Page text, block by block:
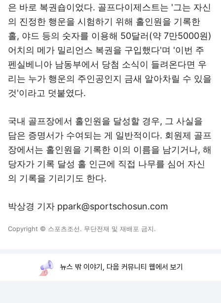
은 바로 복권숍이었다. 골프다이제스트는 '그는 자신
의 진정한 행운을 시험하기 위해 홀인원을 기록한
홀, 야드 등의 숫자를 이용해 50달러(약 7만5000원)
어치의 메가 밀리언스 복권을 구입했다'며 '이번 주
펜실베니아 남동부에서 당첨 소식이 들려온다면 우
리는 누가 행운의 주인공인지 금새 알아차릴 수 있을
것'이라고 덧붙였다.
국내 골프장에서 홀인원을 달성할 경우, 그 사실을
담은 증명서가 수여되는 게 일반적이다. 회원제 골프
장에서는 홀인원을 기록한 이의 이름을 남기거나, 해
당자가 기록 달성 홀 인근에 직접 나무를 심어 자신
의 기록을 기리기도 한다.
박상경 기자 ppark@sportschosun.com
Copyright © 스포츠조선. 무단전재 및 재배포 금지.
뉴스 밖 이야기, 다음 커뮤니티 웹에서 보기